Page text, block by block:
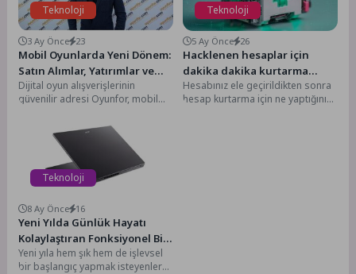
Teknoloji
3 Ay Önce 23
Mobil Oyunlarda Yeni Dönem:
Satın Alımlar, Yatırımlar ve
Oyuncu Sadakati Öne Çıkıyor
Dijital oyun alışverişlerinin
güvenilir adresi Oyunfor, mobil
yalnızca indirme sayılarıyla
Teknoloji
5 Ay Önce 26
Hacklenen hesaplar için
dakika dakika kurtarma
rehberi
Hesabınız ele geçirildikten sonra
hesap kurtarma için ne yaptığınız
Teknoloji
8 Ay Önce 16
Yeni Yılda Günlük Hayatı
Kolaylaştıran Fonksiyonel Bir
Hediye: Acer Aspire Go 15
Yeni yıla hem şık hem de işlevsel
bir başlangıç yapmak isteyenler